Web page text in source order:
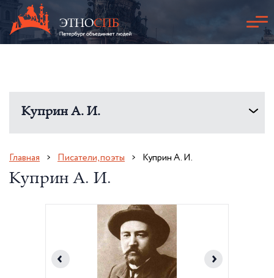
Куприн А. И.
Главная Писатели, поэты Куприн А. И.
Куприн А. И.